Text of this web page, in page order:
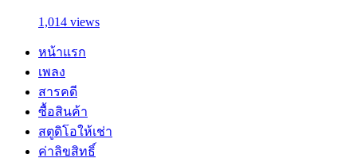
1,014 views
หน้าแรก
เพลง
สารคดี
ซื้อสินค้า
สตูดิโอให้เช่า
ค่าลิขสิทธิ์